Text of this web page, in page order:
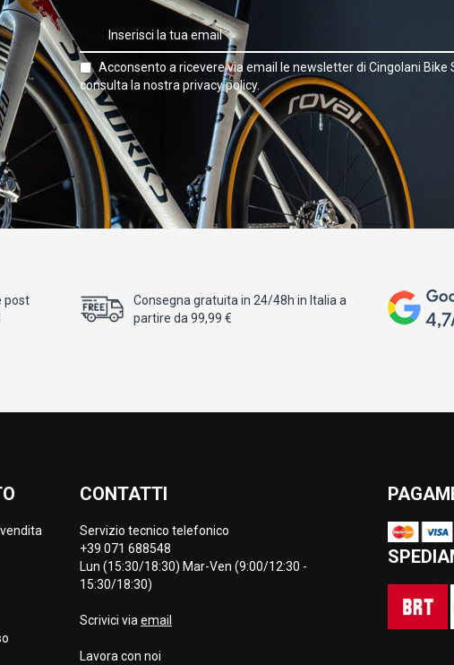
Acconsento a ricevere via email le newsletter di Cingolani
consulta la nostra privacy policy.
post
Consegna gratuita in 24/48h in Italia a
partire da 99,99 €
CONTATTI
Servizio tecnico telefonico
+39 071 688548
Lun (15:30/18:30) Mar-Ven (9:00/12:30 -
15:30/18:30)
Scrivici via email
Lavora con noi